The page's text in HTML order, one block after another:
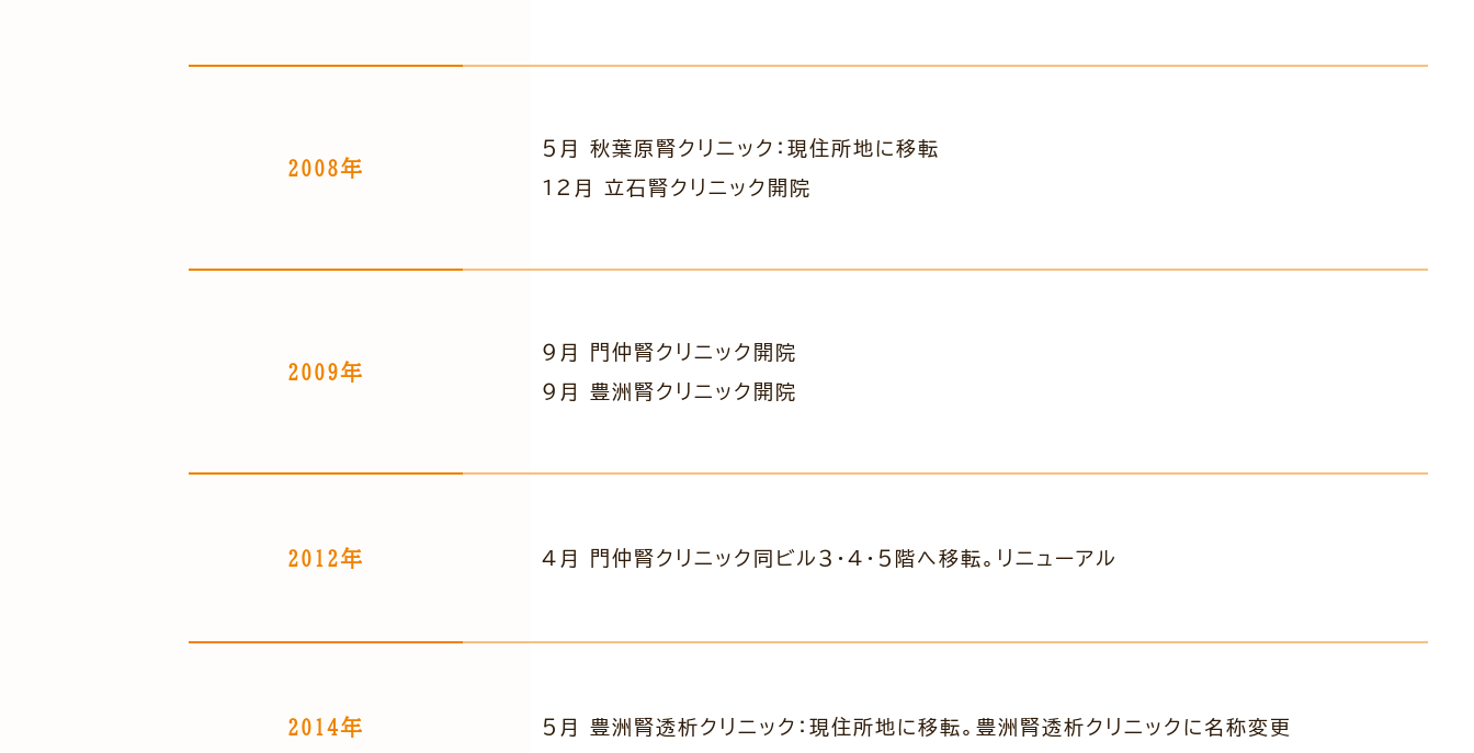
2008年
5月 秋葉原腎クリニック：現住所地に移転
12月 立石腎クリニック開院
2009年
9月 門仲腎クリニック開院
9月 豊洲腎クリニック開院
2012年 ４月 門仲腎クリニック同ビル3・4・5階へ移転。リニューアル
2014年 5月 豊洲腎透析クリニック：現住所地に移転。豊洲腎透析クリニックに名称変更